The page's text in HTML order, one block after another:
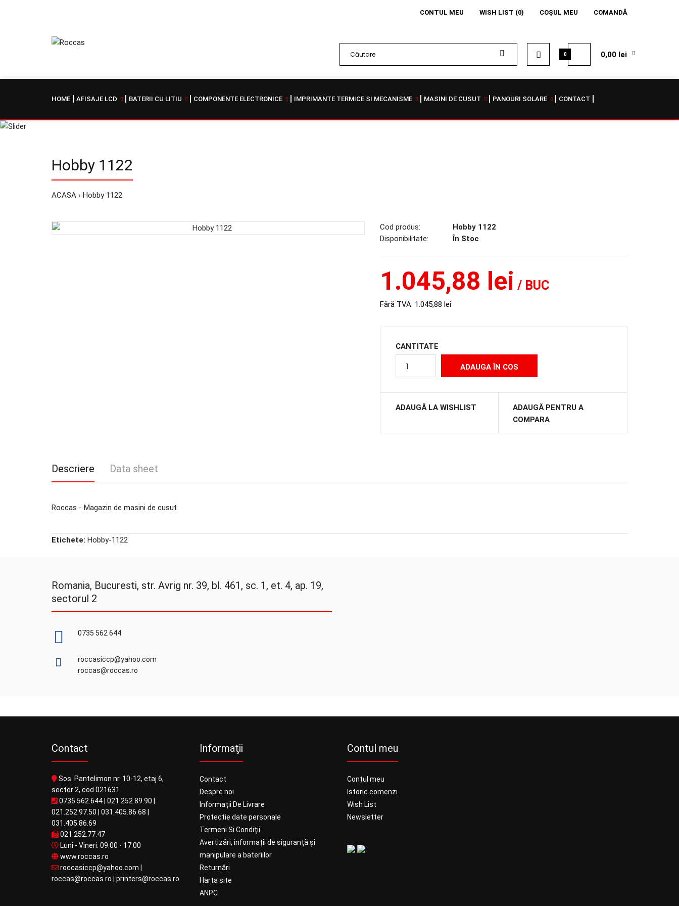
CONTUL MEU WISH LIST (0) COŞUL MEU COMANDĂ
0 0,00 lei
HOME AFISAJE LCD BATERII CU LITIU COMPONENTE ELECTRONICE IMPRIMANTE TERMICE SI MECANISME MASINI DE CUSUT PANOURI SOLARE CONTACT
Hobby 1122
ACASA Hobby 1122
Cod produs:
Hobby 1122
Disponibilitate:
În Stoc
1.045,88 lei / BUC
Fără TVA: 1.045,88 lei
CANTITATE
ADAUGĂ LA WISHLIST
ADAUGĂ PENTRU A
COMPARA
Descriere Data sheet
Roccas - Magazin de masini de cusut
Etichete: Hobby-1122
Romania, Bucuresti, str. Avrig nr. 39, bl. 461, sc. 1, et. 4, ap. 19,
sectorul 2
0735 562 644
roccasiccp@yahoo.com
roccas@roccas.ro
Contact
Sos. Pantelimon nr. 10-12, etaj 6,
sector 2, cod 021631
0735.562.644 021.252.89.90
021.252.97.50
031.405.86.68
031.405.86.69
021.252.77.47
Luni - Vineri: 09.00 - 17.00
www.roccas.ro
roccasiccp@yahoo.com
roccas@roccas.ro
printers@roccas.ro
Informaţii
Contact
Despre noi
Informații De Livrare
Protectie date personale
Termeni Si Condiții
Avertizări, informații de siguranță și
manipulare a bateriilor
Returnări
Harta site
ANPC
Contul meu
Contul meu
Istoric comenzi
Wish List
Newsletter